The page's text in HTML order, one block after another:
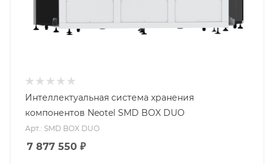
Интеллектуальная система хранения
компонентов Neotel SMD BOX DUO
Арт.: SMD BOX DUO
7 877 550 ₽